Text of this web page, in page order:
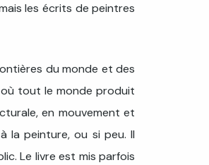
les écrits de peintres
du monde et des
tout le monde produit
en mouvement et
la peinture, ou si peu. Il
Le livre est mis parfois